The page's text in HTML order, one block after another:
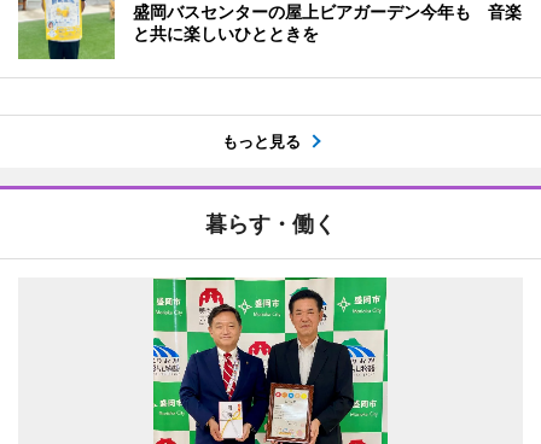
盛岡バスセンターの屋上ビアガーデン今年も 音楽
と共に楽しいひとときを
もっと見る
暮らす・働く